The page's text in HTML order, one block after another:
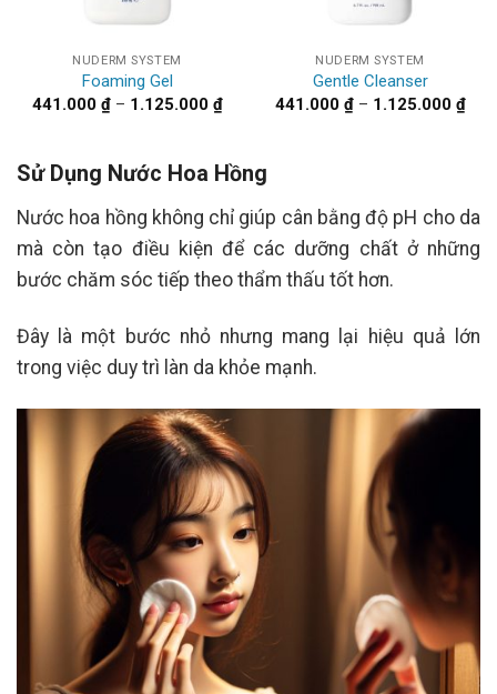
NUDERM SYSTEM
Foaming Gel
441.000 ₫ – 1.125.000 ₫Khoảng
giá:
đến
1.125.000 ₫
NUDERM SYSTEM
Gentle Cleanser
441.000 ₫ – 1.125.000 ₫
giá:
Sử Dụng Nước Hoa Hồng
Nước hoa hồng không chỉ giúp cân bằng độ pH cho da
mà còn tạo điều kiện để các dưỡng chất ở những
bước chăm sóc tiếp theo thẩm thấu tốt hơn.
Đây là một bước nhỏ nhưng mang lại hiệu quả lớn
trong việc duy trì làn da khỏe mạnh.